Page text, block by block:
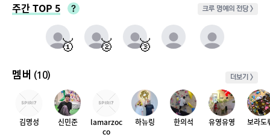
주간 TOP 5 크루 명예의 전당 >
매주 월요일부터 일요일까지 가장 클라이밍 시간이 많은 유저를 실시간으로 반영.
동점자 처리방식 : 클라이밍 횟수가 많은 순
🥇 🥈 🥉
멤버 (10) 더보기 >
김명성 신민준
lamarzoc
co
하뉴링 한의석 유영유영 보라도